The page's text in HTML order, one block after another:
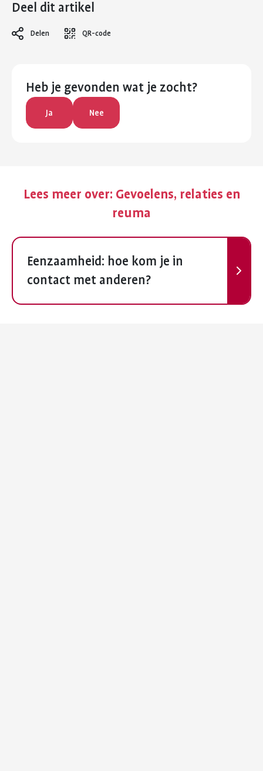
Deel dit artikel
Delen QR-code
Heb je gevonden wat je zocht?
Ja Nee
Lees meer over: Gevoelens, relaties en
reuma
Volgende
Eenzaamheid: hoe kom je in
contact met anderen?